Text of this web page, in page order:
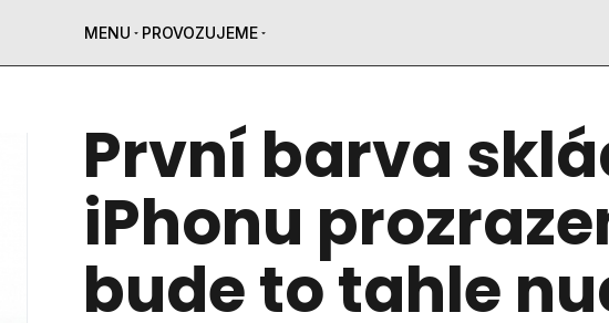
MENU PROVOZUJEME
První barva
iPhonu
bude to tahle